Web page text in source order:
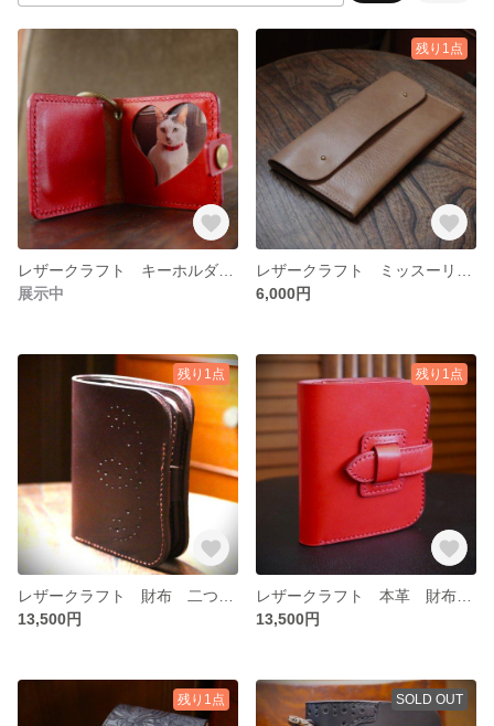
展示中
残り1点
6,000円
残り1点
13,500円
残り1点
13,500円
残り1点 SOLD OUT